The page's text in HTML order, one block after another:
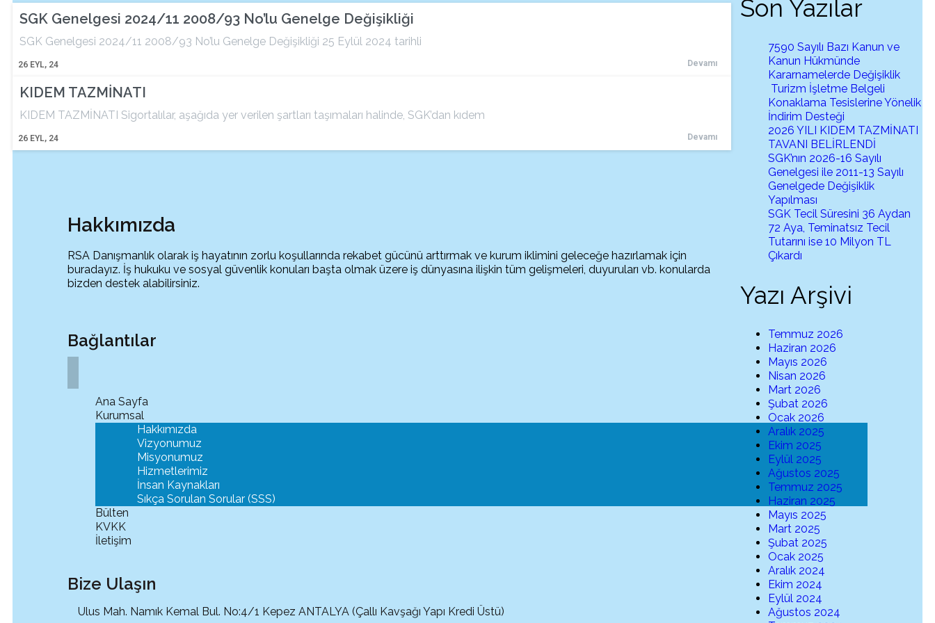
SGK Genelgesi 2024/11 2008/93 No’lu Genelge Değişikliği
26 EYL, 24
SGK Genelgesi 2024/11 2008/93 No’lu Genelge Değişikliği 25 Eylül 2024 tarihli
Devamı
KIDEM TAZMİNATI
26 EYL, 24
KIDEM TAZMİNATI Sigortalılar, aşağıda yer verilen şartları taşımaları halinde, SGK’dan kıdem
Devamı
Son Yazılar
7590 Sayılı Bazı Kanun ve
Kanun Hükmünde
Kararnamelerde Değişiklik
Turizm İşletme Belgeli
Konaklama Tesislerine Yönelik
İndirim Desteği
2026 YILI KIDEM TAZMİNATI
TAVANI BELİRLENDİ
SGK’nın 2026-16 Sayılı
Genelgesi ile 2011-13 Sayılı
Genelgede Değişiklik
Yapılması
SGK Tecil Süresini 36 Aydan
72 Aya, Teminatsız Tecil
Tutarını ise 10 Milyon TL
Çıkardı
Yazı Arşivi
Temmuz 2026
Haziran 2026
Mayıs 2026
Nisan 2026
Mart 2026
Şubat 2026
Ocak 2026
Aralık 2025
Ekim 2025
Eylül 2025
Ağustos 2025
Temmuz 2025
Haziran 2025
Mayıs 2025
Mart 2025
Şubat 2025
Ocak 2025
Aralık 2024
Ekim 2024
Eylül 2024
Ağustos 2024
Hakkımızda
RSA Danışmanlık olarak iş hayatının zorlu koşullarında rekabet gücünü arttırmak ve kurum iklimini geleceğe hazırlamak için
buradayız. İş hukuku ve sosyal güvenlik konuları başta olmak üzere iş dünyasına ilişkin tüm gelişmeleri, duyuruları vb. konularda
bizden destek alabilirsiniz.
Bağlantılar
Ana Sayfa
Kurumsal
Hakkımızda
Vizyonumuz
Misyonumuz
Hizmetlerimiz
İnsan Kaynakları
Sıkça Sorulan Sorular (SSS)
Bülten
KVKK
İletişim
Bize Ulaşın
Ulus Mah. Namık Kemal Bul. No:4/1 Kepez ANTALYA (Çallı Kavşağı Yapı Kredi Üstü)